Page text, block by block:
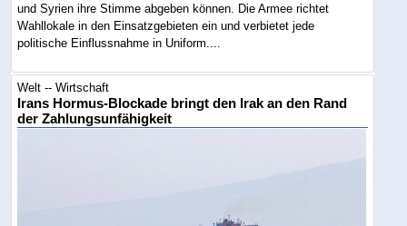
und Syrien ihre Stimme abgeben können. Die Armee richtet
Wahllokale in den Einsatzgebieten ein und verbietet jede
politische Einflussnahme in Uniform....
Welt -- Wirtschaft
Irans Hormus-Blockade bringt den Irak an den Rand
der Zahlungsunfähigkeit